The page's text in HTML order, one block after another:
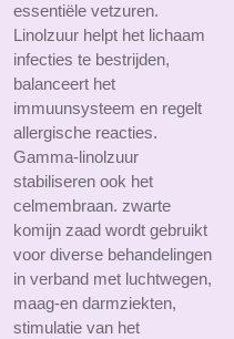
essentiële vetzuren.
Linolzuur helpt het lichaam
infecties te bestrijden,
balanceert het
immuunsysteem en regelt
allergische reacties.
Gamma-linolzuur
stabiliseren ook het
celmembraan. zwarte
komijn zaad wordt gebruikt
voor diverse behandelingen
in verband met luchtwegen,
maag-en darmziekten,
stimulatie van het